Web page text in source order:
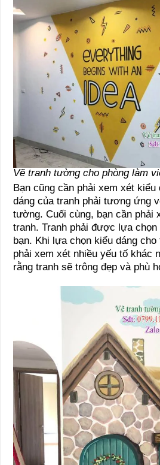
Vẽ tranh tường cho phòng làm
Bạn cũng cần phải xem xét
dáng của tranh phải tương ứng
tường. Cuối cùng, bạn cần phải
tranh. Tranh phải được lựa
bạn. Khi lựa chọn kiểu dáng
phải xem xét nhiều yếu tố khác
rằng tranh sẽ trông đẹp và phù